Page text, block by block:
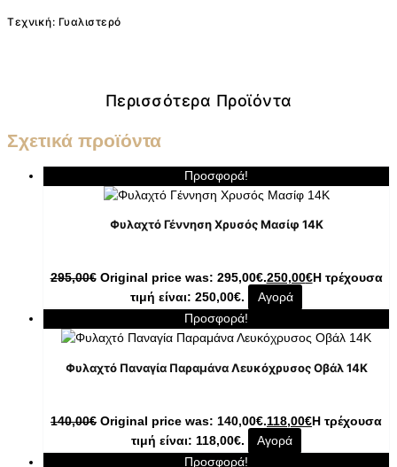
Τεχνική: Γυαλιστερό
Περισσότερα Προϊόντα
Σχετικά προϊόντα
Προσφορά!
Φυλαχτό Γέννηση Χρυσός Μασίφ 14K
295,00€ Original price was: 295,00€.250,00€Η τρέχουσα
τιμή είναι: 250,00€.
Αγορά
Προσφορά!
Φυλαχτό Παναγία Παραμάνα Λευκόχρυσος Οβάλ 14K
140,00€ Original price was: 140,00€.118,00€ Η τρέχουσα
τιμή είναι: 118,00€.
Αγορά
Προσφορά!